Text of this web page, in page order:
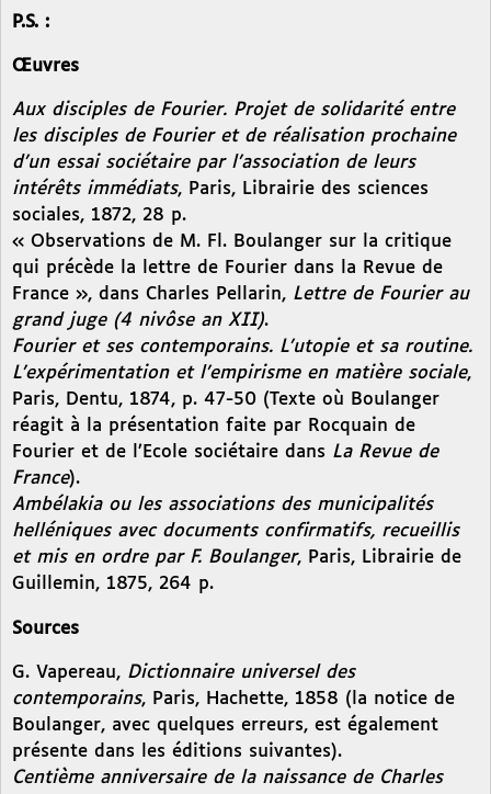
P.S. :
Œuvres
Aux disciples de Fourier. Projet de solidarité entre
les disciples de Fourier et de réalisation prochaine
d’un essai sociétaire par l’association de leurs
intérêts immédiats, Paris, Librairie des sciences
sociales, 1872, 28 p.
« Observations de M. Fl. Boulanger sur la critique
qui précède la lettre de Fourier dans la Revue de
France », dans Charles Pellarin, Lettre de Fourier au
grand juge (4 nivôse an XII).
Fourier et ses contemporains. L’utopie et sa routine.
L’expérimentation et l’empirisme en matière sociale,
Paris, Dentu, 1874, p. 47-50 (Texte où Boulanger
réagit à la présentation faite par Rocquain de
Fourier et de l’Ecole sociétaire dans La Revue de
France).
Ambélakia ou les associations des municipalités
helléniques avec documents confirmatifs, recueillis
et mis en ordre par F. Boulanger, Paris, Librairie de
Guillemin, 1875, 264 p.
Sources
G. Vapereau, Dictionnaire universel des
contemporains, Paris, Hachette, 1858 (la notice de
Boulanger, avec quelques erreurs, est également
présente dans les éditions suivantes).
Centième anniversaire de la naissance de Charles